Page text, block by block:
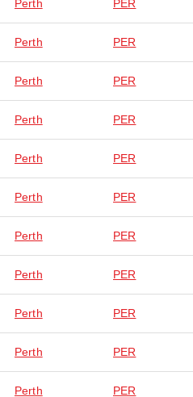
Perth PER
Perth PER
Perth PER
Perth PER
Perth PER
Perth PER
Perth PER
Perth PER
Perth PER
Perth PER
Perth PER